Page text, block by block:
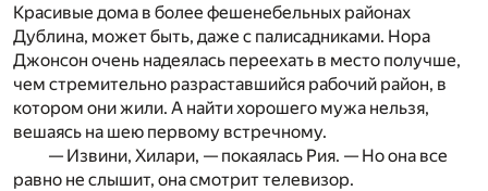
Красивые дома в более фешенебельных районах
Дублина, может быть, даже с палисадниками. Нора
Джонсон очень надеялась переехать в место получше,
чем стремительно разраставшийся рабочий район, в
котором они жили. А найти хорошего мужа нельзя,
вешаясь на шею первому встречному.
— Извини, Хилари, — покаялась Рия. — Но она все
равно не слышит, она смотрит телевизор.